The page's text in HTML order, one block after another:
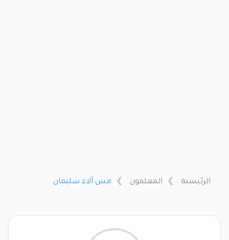
الرئيسية المعلمون مس آلاء سليمان